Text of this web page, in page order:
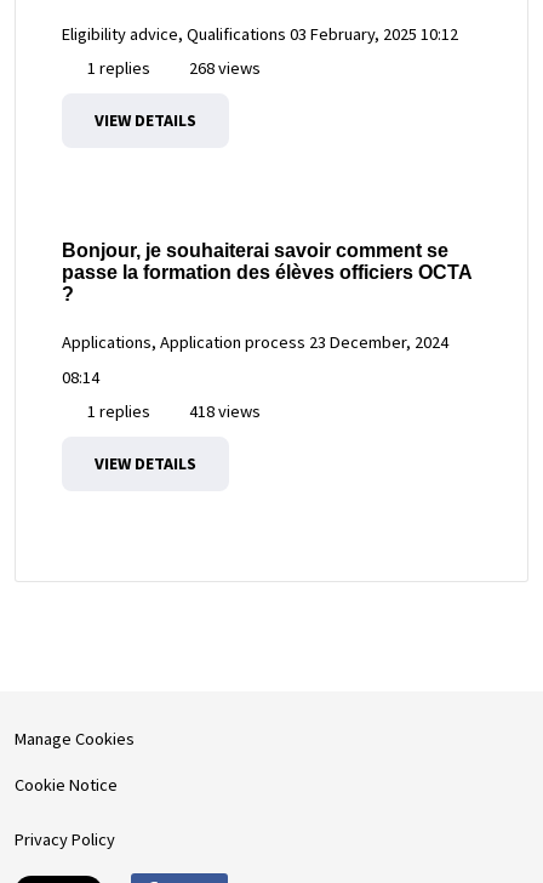
Eligibility advice, Qualifications 03 February, 2025 10:12
1 replies
268 views
VIEW DETAILS
Bonjour, je souhaiterai savoir comment se
passe la formation des élèves officiers OCTA
?
Applications, Application process 23 December, 2024
08:14
1 replies
418 views
VIEW DETAILS
Manage Cookies
Cookie Notice
Privacy Policy